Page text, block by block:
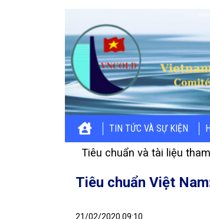
TIN TỨC VÀ SỰ KIỆN
Tiêu chuẩn và tài liệu
Tiêu chuẩn Việt
21/02/2020 09:10